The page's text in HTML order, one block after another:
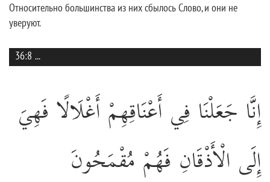
Относительно большинства из них сбылось Слово, и они не
уверуют.
36:8 ...
إِنَّا جَعَلْنَا فِي أَعْنَاقِهِمْ أَغْلَالًا فَهِيَ
إِلَى الْأَذْقَانِ فَهُمْ مُقْمَحُونَ